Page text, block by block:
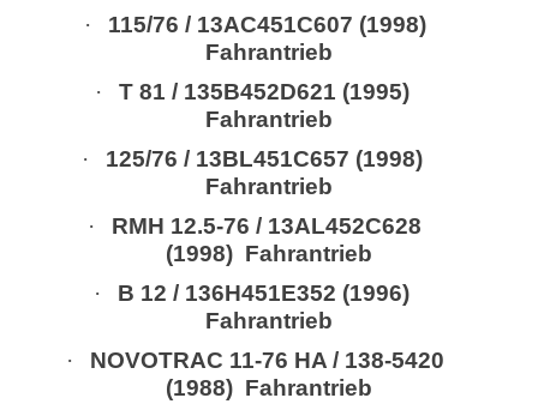
·
115/76 / 13AC451C607 (1998)
Fahrantrieb
·
T 81 / 135B452D621 (1995)
Fahrantrieb
·
125/76 / 13BL451C657 (1998)
Fahrantrieb
·
RMH 12.5-76 / 13AL452C628
(1998) Fahrantrieb
·
B 12 / 136H451E352 (1996)
Fahrantrieb
·
NOVOTRAC 11-76 HA / 138-5420
(1988) Fahrantrieb